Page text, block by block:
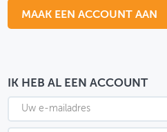
THEMASITES
MIJN PROFIEL
MAAK EEN ACCOUNT AAN
IK HEB AL EEN ACCOUNT